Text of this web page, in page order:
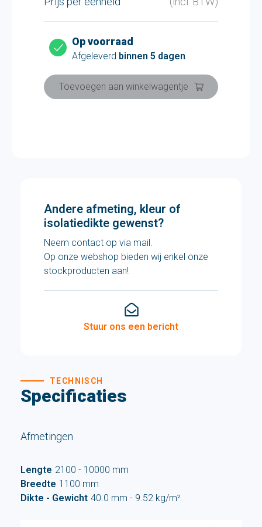
Op voorraad
Afgeleverd binnen 5 dagen
Toevoegen aan winkelwagentje
Andere afmeting, kleur of
isolatiedikte gewenst?
Neem contact op via mail.
Op onze webshop bieden wij enkel onze
stockproducten aan!
Stuur ons een bericht
Specificaties
TECHNISCH
Afmetingen
Lengte 2100 - 10000 mm
Breedte 1100 mm
Dikte - Gewicht 40.0 mm - 9.52 kg/m²